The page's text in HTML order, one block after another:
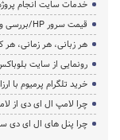
خدمات سایت انجام
قیمت سرور HP/بررسی و خرید سرور اچ پی
هر زبانی، هر زمانی، هر
رونمایی از سایت
خرید تلگرام پرمیوم با
چرا لامپ ال ای دی از
چرا پنل های ال ای دی